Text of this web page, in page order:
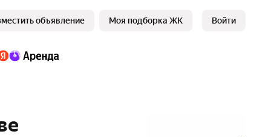
объявление Моя подборка ЖК Войти